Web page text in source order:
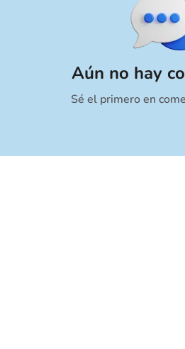
Aún no hay
Sé el primero en
Cancelar